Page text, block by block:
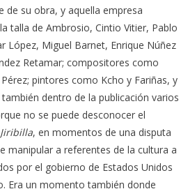
de su obra, y aquella empresa
talla de Ambrosio, Cintio Vitier, Pablo
López, Miguel Barnet, Enrique Núñez
Retamar; compositores como
pintores como Kcho y Fariñas, y
dentro de la publicación varios
no se puede desconocer el
, en momentos de una disputa
manipular a referentes de la cultura a
por el gobierno de Estados Unidos
Era un momento también donde